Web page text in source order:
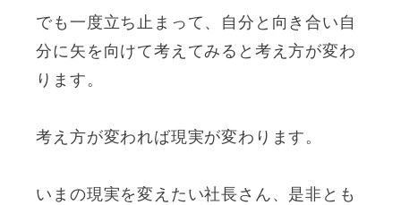
でも一度立ち止まって、自分と向き合い自
分に矢を向けて考えてみると考え方が変わ
ります。
考え方が変われば現実が変わります。
いまの現実を変えたい社長さん、是非とも